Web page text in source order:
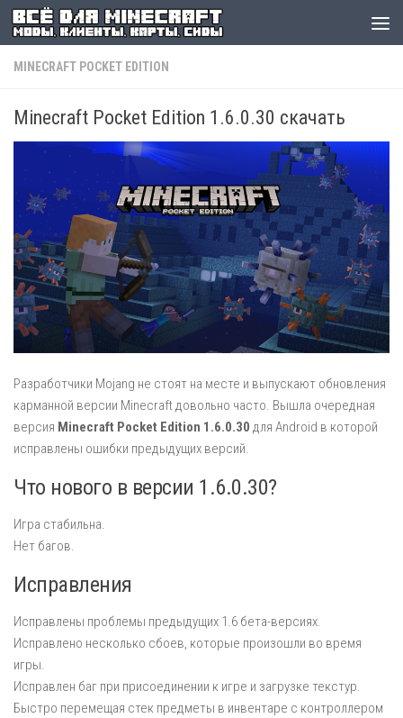
MINECRAFT POCKET EDITION
Minecraft Pocket Edition 1.6.0.30 скачать
Разработчики Mojang не стоят на месте и выпускают обновления
карманной версии Minecraft довольно часто. Вышла очередная
версия Minecraft Pocket Edition 1.6.0.30 для Android в которой
исправлены ошибки предыдущих версий.
Что нового в версии 1.6.0.30?
Игра стабильна.
Нет багов.
Исправления
Исправлены проблемы предыдущих 1.6 бета-версиях.
Исправлено несколько сбоев, которые произошли во время
игры.
Исправлен баг при присоединении к игре и загрузке текстур.
Быстро перемещая стек предметы в инвентаре с контроллером